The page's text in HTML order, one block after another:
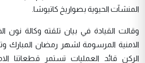
المنشآت الحيوية بصواريخ كاتيوشا.
وقالت القيادة في بيان تلقته وكالة نون
الامنية المرسومة لشهر رمضان المبارك
الركن قائد العمليات تستمر قطعاتنا